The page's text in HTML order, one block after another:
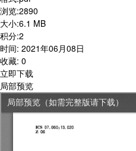
浏览:2890
大小:6.1 MB
积分:2
时间: 2021年06月08日
收藏: 0
立即下载
局部预览